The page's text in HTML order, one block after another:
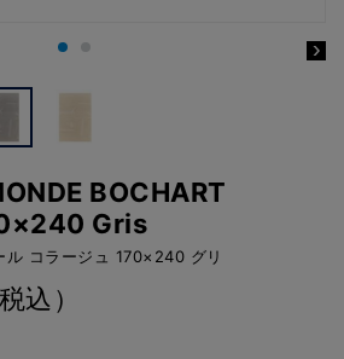
BOCHART
Gris
ル コラージュ 170×240 グリ
税込）